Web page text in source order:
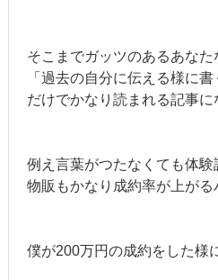
そこまでガッツのあるあなた
「過去の自分に伝える様に書
だけでかなり読まれる記事に
例え言葉がつたなくても体
物販もかなり成約率が上がる
僕が200万円の成約をした様